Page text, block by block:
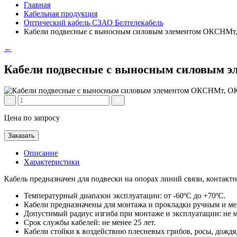
Главная
Кабельная продукция
Оптический кабель СЗАО Белтелекабель
Кабели подвесные с выносным силовым элементом
←
Кабели подвесные с выносным
Цена по запросу
Заказать
Описание
Характеристики
Кабель предназначен для подвески на опорах линий связи,
Температурный диапазон эксплуатации: от -60ºС до +70ºC.
Кабели предназначены для монтажа и прокладки ручным и
Допустимый радиус изгиба при монтаже и эксплуатации: не
Срок службы кабелей: не менее 25 лет.
Кабели стойки к воздействию плесневых грибов, росы,